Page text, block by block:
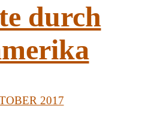
durch
2017